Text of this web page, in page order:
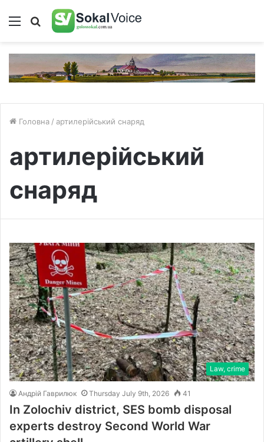
Меню Пошук
Головна / артилерійський снаряд
артилерійський
снаряд
Law, crime
Андрій Гаврилюк Thursday July 9th, 2026 41
In Zolochiv district, SES bomb disposal
experts destroy Second World War